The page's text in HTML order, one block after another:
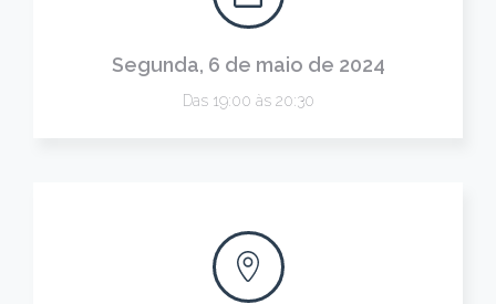
Segunda, 6 de maio de 2024
Das 19:00 às 20:30